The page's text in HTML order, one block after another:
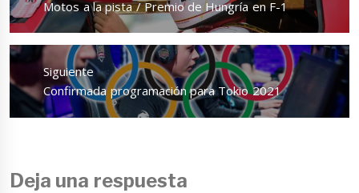
anterior:
Motos a la pista / Premio de Hungría en F-1
Siguiente
Entrada
siguiente:
Confirmada programación para Tokio 2021
Deja una respuesta